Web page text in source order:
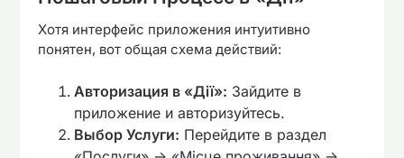
Хотя интерфейс приложения интуитивно
понятен, вот общая схема действий:
Авторизация в «Дії»: Зайдите в
приложение и авторизуйтесь.
Выбор Услуги: Перейдите в раздел